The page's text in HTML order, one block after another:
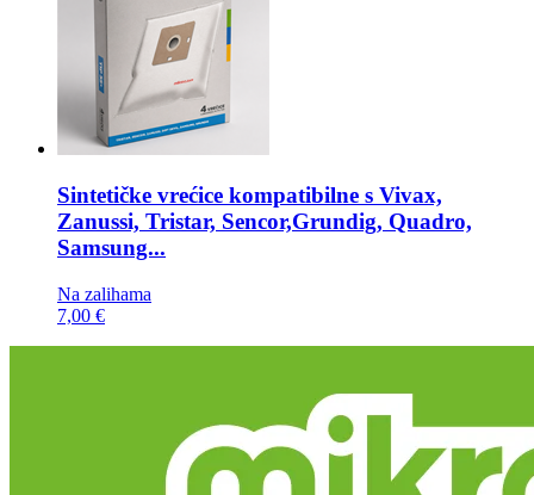
Sintetičke vrećice kompatibilne s Vivax,
Zanussi, Tristar, Sencor,Grundig, Quadro,
Samsung...
Na zalihama
7,00 €